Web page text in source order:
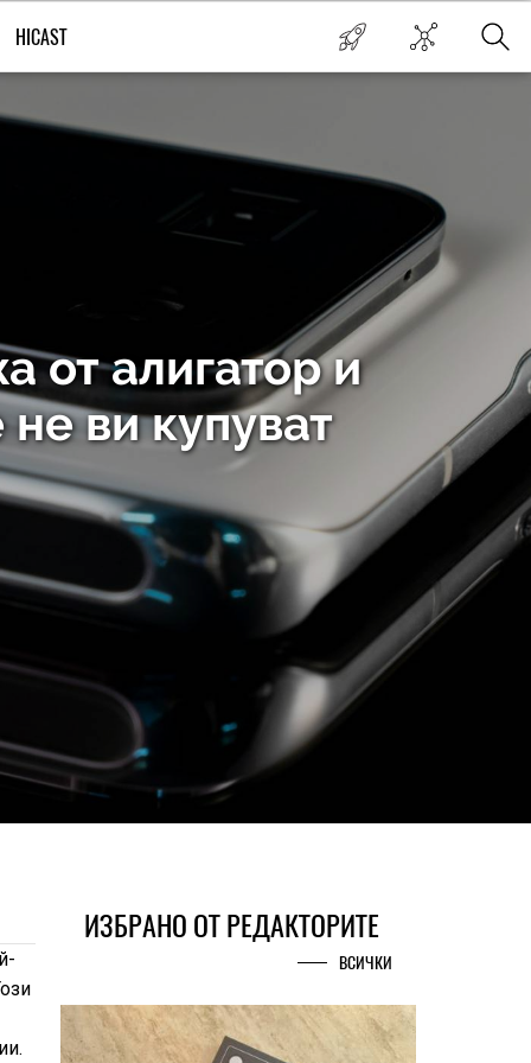
HICAST
от алигатор и
ви купуват
ИЗБРАНО ОТ РЕДАКТОРИТЕ
ВСИЧКИ